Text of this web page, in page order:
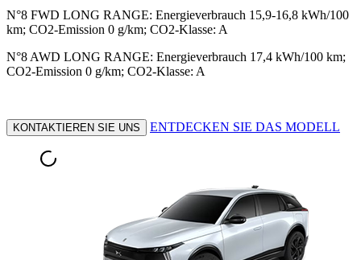
N°8 FWD LONG RANGE: Energieverbrauch 15,9-16,8 kWh/100
km; CO2-Emission 0 g/km; CO2-Klasse: A
N°8 AWD LONG RANGE: Energieverbrauch 17,4 kWh/100 km;
CO2-Emission 0 g/km; CO2-Klasse: A
KONTAKTIEREN SIE UNS ENTDECKEN SIE DAS MODELL